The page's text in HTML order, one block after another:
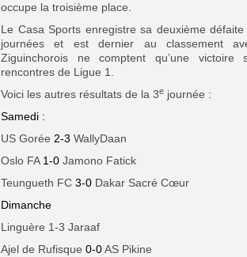
occupe la troisième place.
Le Casa Sports enregistre sa deuxième
journées et est dernier au classement
Ziguinchorois ne comptent qu’une
rencontres de Ligue 1.
Voici les autres résultats de la 3e journée :
Samedi :
US Gorée 2-3 WallyDaan
Oslo FA 1-0 Jamono Fatick
Teungueth FC 3-0 Dakar Sacré Cœur
Dimanche
Linguère 1-3 Jaraaf
Ajel de Rufisque 0-0AS Pikine